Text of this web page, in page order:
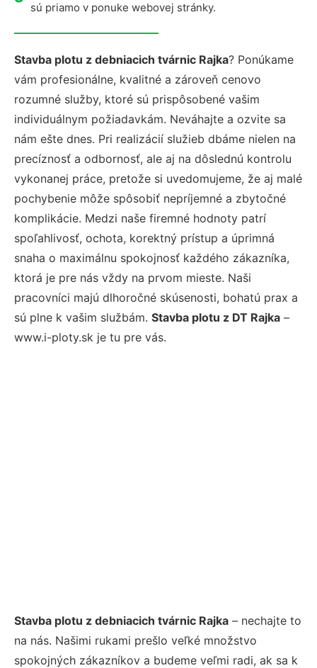
sú priamo v ponuke webovej stránky.
Stavba plotu z debniacich tvárnic Rajka? Ponúkame
vám profesionálne, kvalitné a zároveň cenovo
rozumné služby, ktoré sú prispôsobené vašim
individuálnym požiadavkám. Neváhajte a ozvite sa
nám ešte dnes. Pri realizácií služieb dbáme nielen na
precíznosť a odbornosť, ale aj na dôslednú kontrolu
vykonanej práce, pretože si uvedomujeme, že aj malé
pochybenie môže spôsobiť nepríjemné a zbytočné
komplikácie. Medzi naše firemné hodnoty patrí
spoľahlivosť, ochota, korektný prístup a úprimná
snaha o maximálnu spokojnosť každého zákazníka,
ktorá je pre nás vždy na prvom mieste. Naši
pracovníci majú dlhoročné skúsenosti, bohatú prax a
sú plne k vašim službám. Stavba plotu z DT Rajka –
www.i-ploty.sk je tu pre vás.
Stavba plotu z debniacich tvárnic Rajka – nechajte to
na nás. Našimi rukami prešlo veľké množstvo
spokojných zákazníkov a budeme veľmi radi, ak sa k